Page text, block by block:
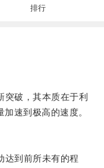
排行
破，其本质在于利
速到极高的速度。
到前所未有的程